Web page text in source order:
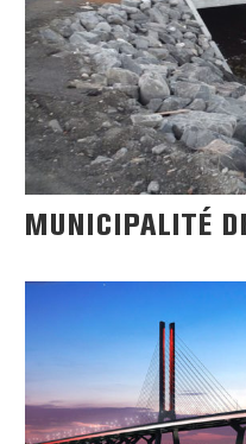
MUNICIPALITÉ